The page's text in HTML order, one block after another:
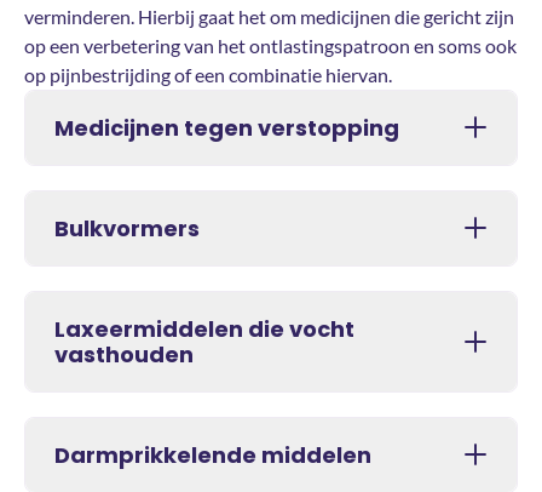
verminderen. Hierbij gaat het om medicijnen die gericht zijn
op een verbetering van het ontlastingspatroon en soms ook
op pijnbestrijding of een combinatie hiervan.
Medicijnen tegen verstopping
Bulkvormers
Laxeermiddelen die vocht
vasthouden
Darmprikkelende middelen